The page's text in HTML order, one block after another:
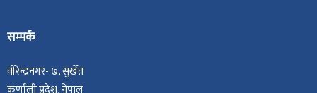
सम्पर्क
वीरेन्द्रनगर- ७, सुर्खेत